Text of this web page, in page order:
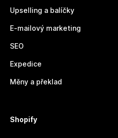
Upselling a balíčky
E-mailový marketing
SEO
Expedice
Měny a překlad
Shopify